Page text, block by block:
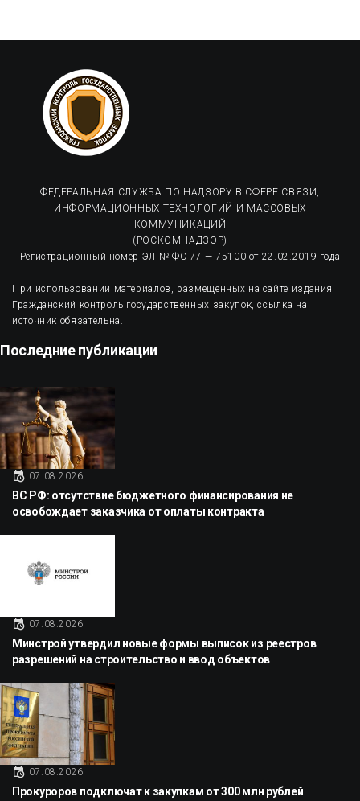
ФЕДЕРАЛЬНАЯ СЛУЖБА ПО НАДЗОРУ В СФЕРЕ СВЯЗИ,
ИНФОРМАЦИОННЫХ ТЕХНОЛОГИЙ И МАССОВЫХ
КОММУНИКАЦИЙ
(РОСКОМНАДЗОР)
Регистрационный номер ЭЛ № ФС 77 — 75100 от 22.02.2019 года
При использовании материалов, размещенных на сайте издания
Гражданский контроль государственных закупок, ссылка на
источник обязательна.
Последние публикации
07.08.2026
ВС РФ: отсутствие бюджетного финансирования не
освобождает заказчика от оплаты контракта
07.08.2026
Минстрой утвердил новые формы выписок из реестров
разрешений на строительство и ввод объектов
07.08.2026
Прокуроров подключат к закупкам от 300 млн рублей